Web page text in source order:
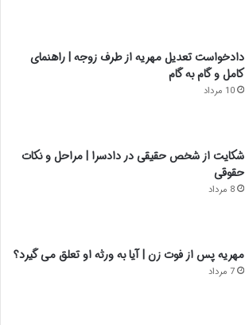
دادخواست تعدیل مهریه از طرف زوجه | راهنمای
کامل و گام به گام
10 مرداد
شکایت از شخص حقیقی در دادسرا | مراحل و نکات
حقوقی
8 مرداد
مهریه پس از فوت زن | آیا به ورثه او تعلق می گیرد؟
7 مرداد